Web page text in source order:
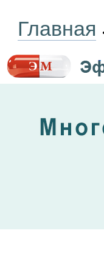
Главная